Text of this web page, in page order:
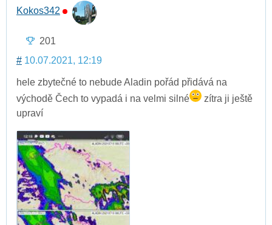
Kokos342
201
# 10.07.2021, 12:19
hele zbytečné to nebude Aladin pořád přidává na
východě Čech to vypadá i na velmi silné
zítra ji ještě
upraví